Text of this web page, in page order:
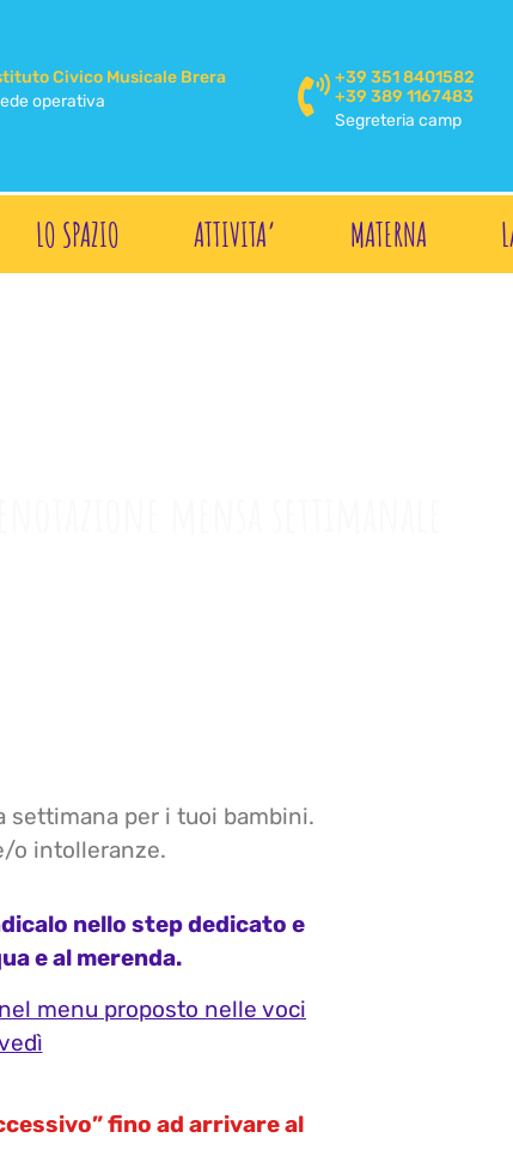
Civico Musicale Brera
operativa
+39 351 8401582
+39 389 1167483
Segreteria camp
LO SPAZIO ATTIVITA’ MATERNA
settimana per i tuoi bambini.
o intolleranze.
nello step dedicato e
e al merenda.
menu proposto nelle voci
fino ad arrivare al